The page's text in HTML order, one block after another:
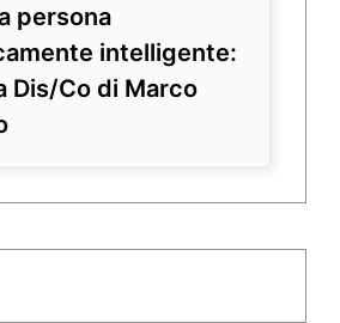
persona
intelligente:
Dis/Co di Marco